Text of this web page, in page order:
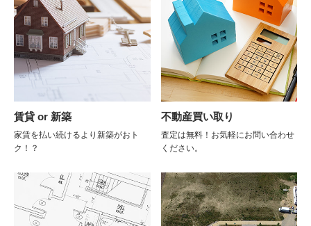
賃貸 or 新築
家賃を払い続けるより新築がおト
ク！？
不動産買い取り
査定は無料！お気軽にお問い合わせ
ください。